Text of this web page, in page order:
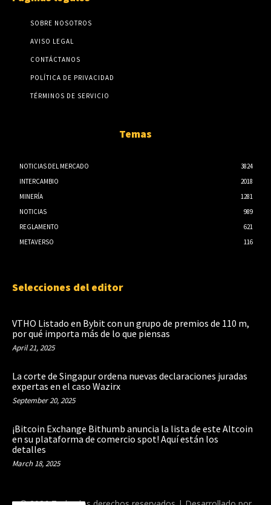
SOBRE NOSOTROS
AVISO LEGAL
CONTÁCTANOS
POLÍTICA DE PRIVACIDAD
TÉRMINOS DE SERVICIO
Temas
NOTICIAS DEL MERCADO
3824
INTERCAMBIO
2018
MINERÍA
1281
NOTICIAS
989
REGLAMENTO
621
METAVERSO
116
Selecciones del editor
VTHO Listado en Bybit con un grupo de premios de 110 m,
por qué importa más de lo que piensas
April 21, 2025
La corte de Singapur ordena nuevas declaraciones juradas
expertas en el caso Wazirx
September 20, 2025
¡Bitcoin Exchange Bithumb anuncia la lista de este Altcoin
en su plataforma de comercio spot! Aquí están los
detalles
March 18, 2025